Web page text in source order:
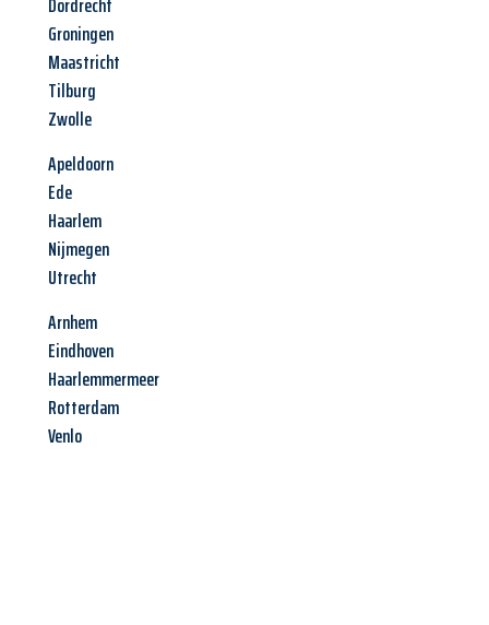
Groningen
Maastricht
Tilburg
Zwolle
Apeldoorn
Ede
Haarlem
Nijmegen
Utrecht
Arnhem
Eindhoven
Haarlemmermeer
Rotterdam
Venlo